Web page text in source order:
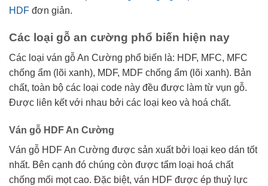
HDF đơn giản.
Các loại gỗ an cường phổ biến hiện nay
Các loại ván gỗ An Cường phổ biến là: HDF, MFC, MFC
chống ẩm (lõi xanh), MDF, MDF chống ẩm (lõi xanh). Bản
chất, toàn bộ các loại code này đều được làm từ vụn gỗ.
Được liên kết với nhau bởi các loại keo và hoá chất.
Ván gỗ HDF An Cường
Ván gỗ HDF An Cường được sản xuất bởi loại keo dán tốt
nhất. Bên cạnh đó chúng còn được tẩm loại hoá chất
chống mối mọt cao. Đặc biệt, ván HDF được ép thuỷ lực